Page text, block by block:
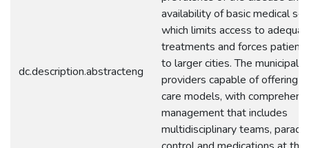
dc.description.abstracteng
availability of basic medical
which limits access to
treatments and forces
to larger cities. The
providers capable of offering
care models, with
management that includes
multidisciplinary teams,